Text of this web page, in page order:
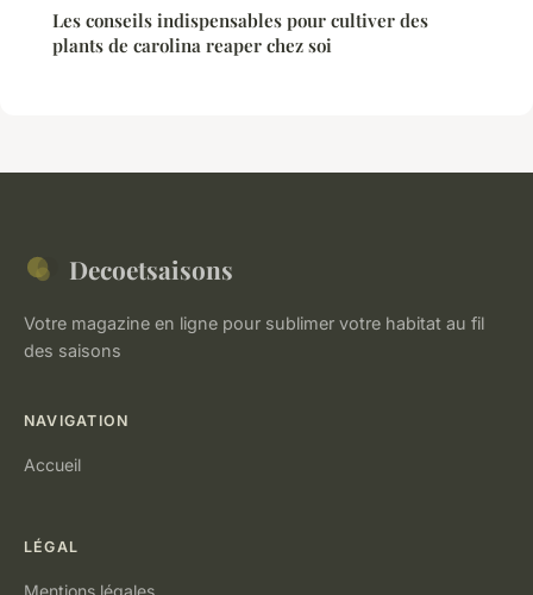
Les conseils indispensables pour cultiver des
plants de carolina reaper chez soi
Decoetsaisons
Votre magazine en ligne pour sublimer votre habitat au fil
des saisons
NAVIGATION
Accueil
LÉGAL
Mentions légales